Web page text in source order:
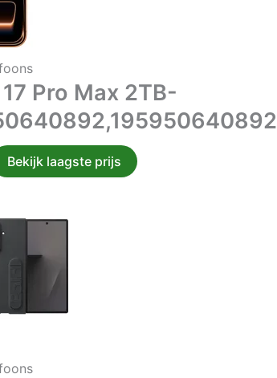
Pro Max 2TB-
Bekijk laagste prijs